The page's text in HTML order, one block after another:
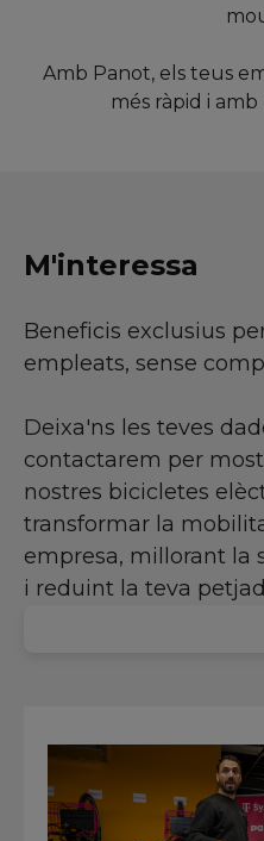
Amb Panot, els teus
més ràpid i amb
M'interessa
Beneficis exclusius
empleats, sense
Deixa'ns les teves
contactarem per
nostres bicicletes
transformar la
empresa, millorant la
i reduint la teva